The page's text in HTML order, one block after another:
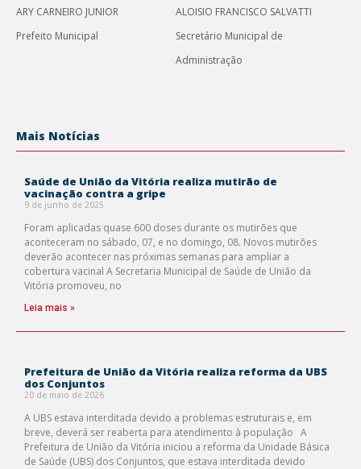
ARY CARNEIRO JUNIOR
ALOISIO FRANCISCO SALVATTI
Prefeito Municipal
Secretário Municipal de
Administração
Mais Notícias
Saúde de União da Vitória realiza mutirão de
vacinação contra a gripe
9 de junho de 2025
Foram aplicadas quase 600 doses durante os mutirões que
aconteceram no sábado, 07, e no domingo, 08. Novos mutirões
deverão acontecer nas próximas semanas para ampliar a
cobertura vacinal A Secretaria Municipal de Saúde de União da
Vitória promoveu, no
Leia mais »
Prefeitura de União da Vitória realiza reforma da UBS
dos Conjuntos
20 de maio de 2026
A UBS estava interditada devido a problemas estruturais e, em
breve, deverá ser reaberta para atendimento à população A
Prefeitura de União da Vitória iniciou a reforma da Unidade Básica
de Saúde (UBS) dos Conjuntos, que estava interditada devido